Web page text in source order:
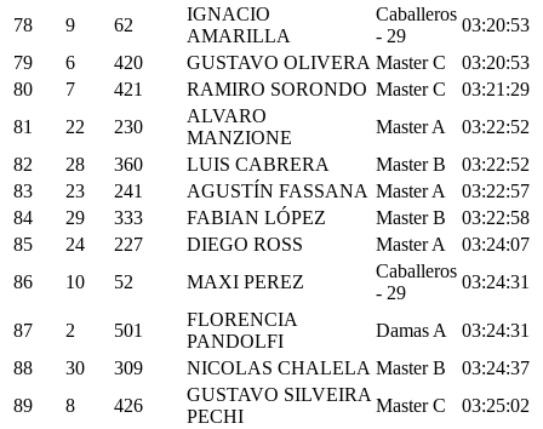
78 9 62
IGNACIO
AMARILLA
Caballeros
- 29
03:20:53
79
6 420 GUSTAVO OLIVERA Master C
03:20:53
80
7 421 RAMIRO SORONDO Master C
03:21:29
81
22 230
ALVARO
MANZIONE
Master A
03:22:52
82
28 360 LUIS CABRERA Master B
03:22:52
83
23 241 AGUSTÍN FASSANA Master A
03:22:57
84
29 333 FABIAN LÓPEZ Master B
03:22:58
85
24 227 DIEGO ROSS Master A
03:24:07
86
10 52 MAXI PEREZ
Caballeros
- 29
03:24:31
87 2 501
FLORENCIA
PANDOLFI
Damas A
03:24:31
88
30 309 NICOLAS CHALELA Master B
03:24:37
89
8 426
GUSTAVO SILVEIRA
PECHI
Master C 03:25:02